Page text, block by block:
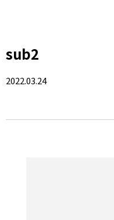
sub2
2022.03.24